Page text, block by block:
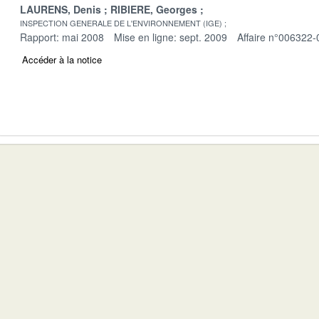
LAURENS, Denis RIBIERE, Georges
INSPECTION GENERALE DE L'ENVIRONNEMENT (IGE)
Rapport: mai 2008 Mise en ligne: sept. 2009 Affaire n°006322-
Accéder à la notice